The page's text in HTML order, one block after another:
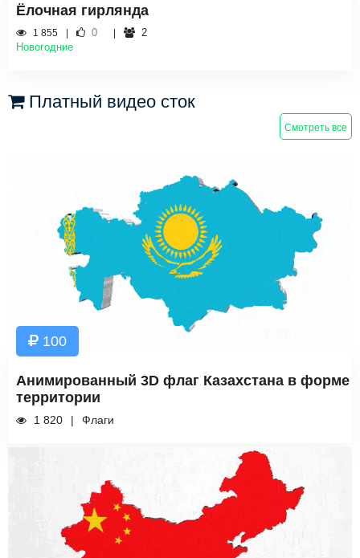
Ёлочная гирлянда
1 855 0
2
Новогодние
Платный видео сток
Смотреть все
100
Анимированный 3D флаг Казахстана в форме
территории
1 820 Флаги